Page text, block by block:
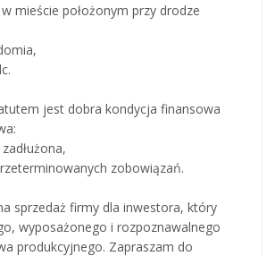
mieście położonym przy drodze
jest dobra kondycja finansowa
zobowiązań.
sprzedaż firmy dla inwestora, który
wyposażonego i rozpoznawalnego
produkcyjnego. Zapraszam do